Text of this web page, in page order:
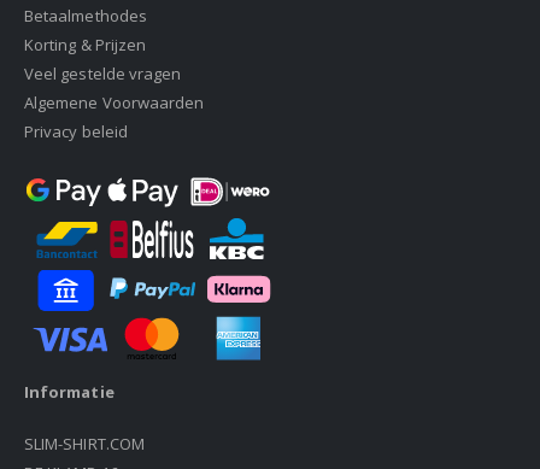
Betaalmethodes
Korting & Prijzen
Veel gestelde vragen
Algemene Voorwaarden
Privacy beleid
Informatie
SLIM-SHIRT.COM